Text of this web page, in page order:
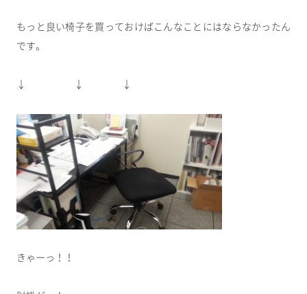
もっと良い椅子を買っておけばこんなことにはならなかったん
です。
↓ ↓ ↓
きゃーっ！！